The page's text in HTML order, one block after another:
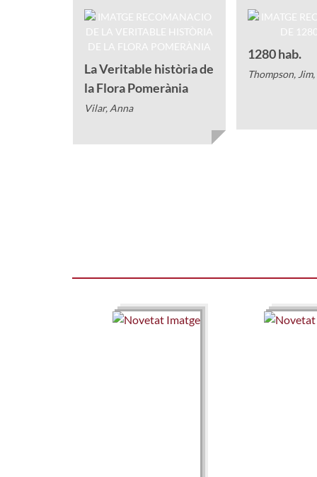
La Veritable història de
la Flora Pomerània
Vilar, Anna
1280 hab.
Thompson, Jim,